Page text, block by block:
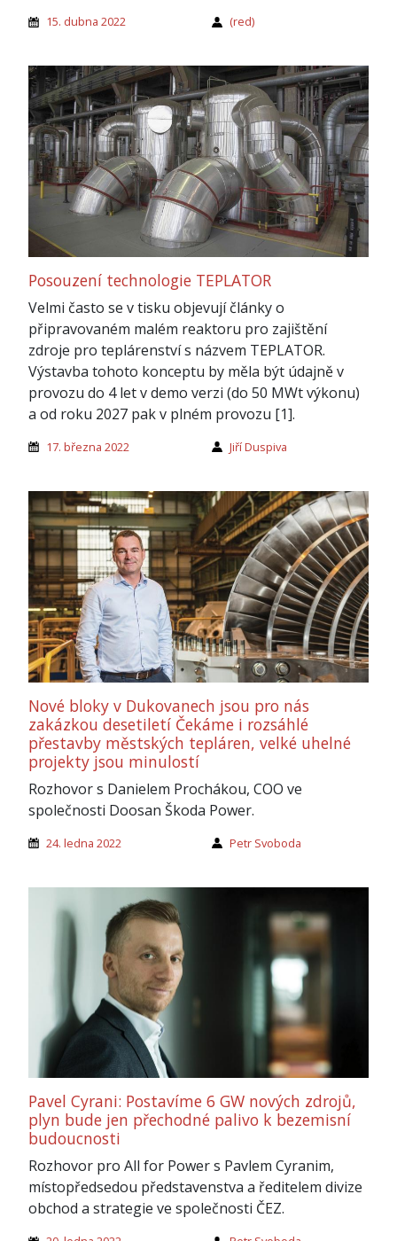
15. dubna 2022 (red)
Posouzení technologie TEPLATOR
Velmi často se v tisku objevují články o
připravovaném malém reaktoru pro zajištění
zdroje pro teplárenství s názvem TEPLATOR.
Výstavba tohoto konceptu by měla být údajně v
provozu do 4 let v demo verzi (do 50 MWt výkonu)
a od roku 2027 pak v plném provozu [1].
17. března 2022 Jiří Duspiva
Nové bloky v Dukovanech jsou pro nás
zakázkou desetiletí Čekáme i rozsáhlé
přestavby městských tepláren, velké uhelné
projekty jsou minulostí
Rozhovor s Danielem Prochákou, COO ve
společnosti Doosan Škoda Power.
24. ledna 2022 Petr Svoboda
Pavel Cyrani: Postavíme 6 GW nových zdrojů,
plyn bude jen přechodné palivo k bezemisní
budoucnosti
Rozhovor pro All for Power s Pavlem Cyranim,
místopředsedou představenstva a ředitelem divize
obchod a strategie ve společnosti ČEZ.